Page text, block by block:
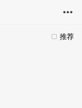
推荐